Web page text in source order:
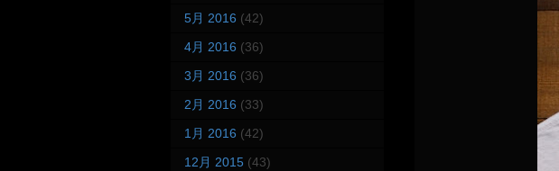
5月 2016 (42)
4月 2016 (36)
3月 2016 (36)
2月 2016 (33)
1月 2016 (42)
12月 2015 (43)